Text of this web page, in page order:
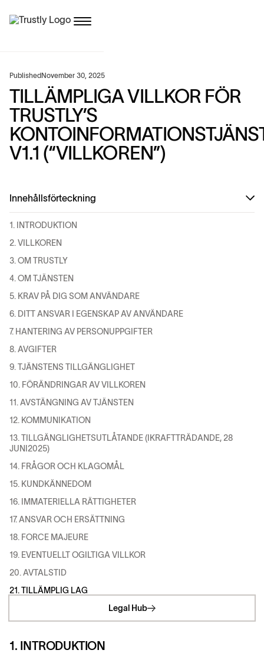
PublishedNovember 30, 2025
TILLÄMPLIGA VILLKOR FÖR
TRUSTLY’S
V1.1 (“VILLKOREN”)
Innehållsförteckning
1. INTRODUKTION
2. VILLKOREN
3. OM TRUSTLY
4. OM TJÄNSTEN
5. KRAV PÅ DIG SOM ANVÄNDARE
6. DITT ANSVAR I EGENSKAP AV ANVÄNDARE
7. HANTERING AV PERSONUPPGIFTER
8. AVGIFTER
9. TJÄNSTENS TILLGÄNGLIGHET
10. FÖRÄNDRINGAR AV VILLKOREN
11. AVSTÄNGNING AV TJÄNSTEN
12. KOMMUNIKATION
13. TILLGÄNGLIGHETSUTLÅTANDE (IKRAFTTRÄDANDE, 28
JUNI2025)
14. FRÅGOR OCH KLAGOMÅL
15. KUNDKÄNNEDOM
16. IMMATERIELLA RÄTTIGHETER
17. ANSVAR OCH ERSÄTTNING
18. FORCE MAJEURE
19. EVENTUELLT OGILTIGA VILLKOR
20. AVTALSTID
21. TILLÄMPLIG LAG
Legal Hub
1. INTRODUKTION